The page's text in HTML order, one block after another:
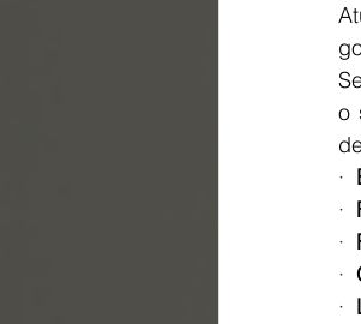
o
·
·
·
·
·